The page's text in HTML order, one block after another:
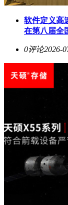
软件定义高
在第八届全
0评论2026-